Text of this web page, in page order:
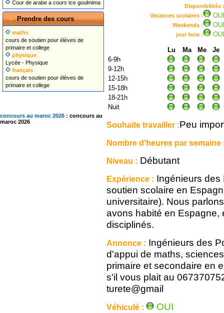
Cour de arabe a cours tce goulmima
Prendre des cours
maths
cours de soutien pour élèves de
primaire et college
physique
Lycée - Physique
français
cours de soutien pour élèves de
primaire et college
concours au maroc 2026 : concours au
maroc 2026
Disponibilités :
Vacances scolaires :
OUI
Weekends : OUI
jour ferie : OUI
Lu Ma Me
Je
6-9h
9-12h
12-15h
15-18h
18-21h
Nuit
Souhaite travailler :Peu
Nombre d'heures par semaine
Niveau : Débutant
Expérience : Ingénieurs
soutien scolaire en
universitaire). Nous
avons habité en Espagne,
disciplinés.
Annonce : Ingénieurs des
d'appui de maths,
primaire et secondaire en
s'il vous plait au
turete@gmail
Véhiculé : OUI